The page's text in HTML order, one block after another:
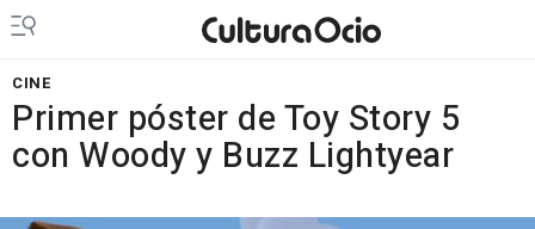
CINE
Primer póster de Toy Story 5
con Woody y Buzz Lightyear